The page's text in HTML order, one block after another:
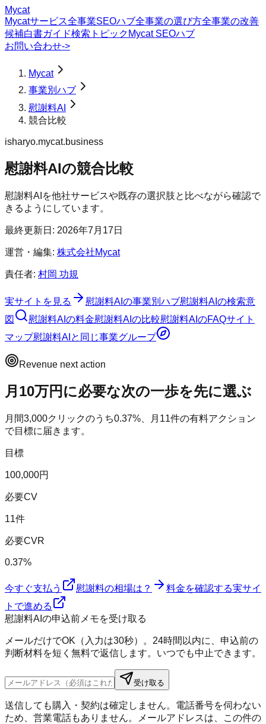
Mycat
Mycatサービス全事業SEOハブ全事業の選び方全事業の改善
候補白書ガイド検索トピック Mycat SEOハブ
お問い合わせ->
Mycat
事業別ハブ
慰謝料AI
競合比較
isharyo.mycat.business
慰謝料AIの競合比較
慰謝料AIを他社サービスや既存の選択肢と比べながら確認で
きるようにしています。
最終更新日: 2026年7月17日
運営・編集: 株式会社Mycat
責任者: 村岡 功規
実サイトを見る 慰謝料AI の事業別ハブ慰謝料AI の検索意
図
慰謝料AI の料金慰謝料AI の比較慰謝料AI のFAQサイト
マップ慰謝料AI と同じ事業グループ
Revenue next action
月10万円に必要な次の一歩を先に選ぶ
月間3,000クリックのうち0.37%、月 11件の有料アクション
で目標に届きます。
目標
100,000円
必要CV
11件
必要CVR
0.37%
今すぐ支払う 慰謝料の相場は？ 料金を確認する実サイ
トで進める
慰謝料AIの申込前メモを受け取る
メールだけでOK（入力は30秒）。24時間以内に、申込前の
判断材料を短く無料で返信します。いつでも中止できます。
受け取る
送信しても購入・契約は確定しません。電話番号を伺わない
ため、営業電話もありません。メールアドレスは、この件の